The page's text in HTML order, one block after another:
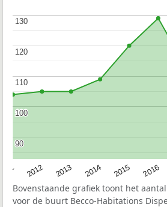
2012 2013 2014 2015 2016
90
90
100
100
110
110
120
120
130
130
Bovenstaande grafiek toont het
voor de buurt Becco-Habitations